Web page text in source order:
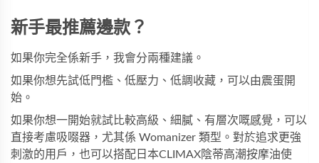
新手最推薦邊款？
如果你完全係新手，我會分兩種建議。
如果你想先試低門檻、低壓力、低調收藏，可以由震蛋開
始。
如果你想一開始就試比較高級、細膩、有層次嘅感覺，可以
直接考慮吸啜器，尤其係 Womanizer 類型。對於追求更強
刺激的用戶，也可以搭配 日本CLIMAX陰蒂高潮按摩油使